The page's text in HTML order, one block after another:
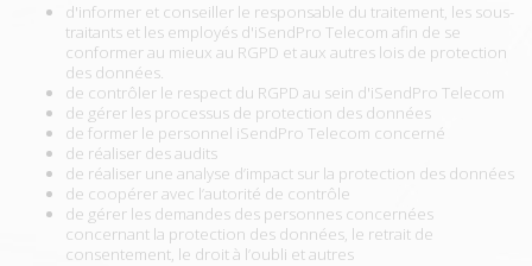
d'informer et conseiller le responsable du traitement, les sous-
traitants et les employés d'iSendPro Telecom afin de se
conformer au mieux au RGPD et aux autres lois de protection
des données.
de contrôler le respect du RGPD au sein d'iSendPro Telecom
de gérer les processus de protection des données
de former le personnel iSendPro Telecom concerné
de réaliser des audits
de réaliser une analyse d’impact sur la protection des données
de coopérer avec l’autorité de contrôle
de gérer les demandes des personnes concernées
concernant la protection des données, le retrait de
consentement, le droit à l’oubli et autres